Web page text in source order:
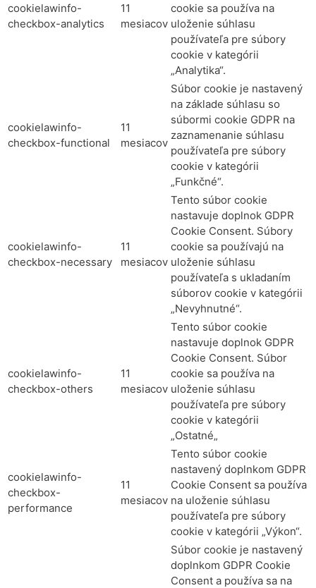
cookielawinfo-
checkbox-analytics
11
mesiacov
cookie sa používa na
uloženie súhlasu
používateľa pre súbory
cookie v kategórii
„Analytika“.
cookielawinfo-
checkbox-functional
11
mesiacov
Súbor cookie je nastavený
na základe súhlasu so
súbormi cookie GDPR na
zaznamenanie súhlasu
používateľa pre súbory
cookie v kategórii
„Funkčné“.
cookielawinfo-
checkbox-necessary
11
mesiacov
Tento súbor cookie
nastavuje doplnok GDPR
Cookie Consent. Súbory
cookie sa používajú na
uloženie súhlasu
používateľa s ukladaním
súborov cookie v kategórii
„Nevyhnutné“.
cookielawinfo-
checkbox-others
11
mesiacov
Tento súbor cookie
nastavuje doplnok GDPR
Cookie Consent. Súbor
cookie sa používa na
uloženie súhlasu
používateľa pre súbory
cookie v kategórii
„Ostatné„
cookielawinfo-
checkbox-
performance
11
mesiacov
Tento súbor cookie
nastavený doplnkom GDPR
Cookie Consent sa používa
na uloženie súhlasu
používateľa pre súbory
cookie v kategórii „Výkon“.
Súbor cookie je nastavený
doplnkom GDPR Cookie
Consent a používa sa na